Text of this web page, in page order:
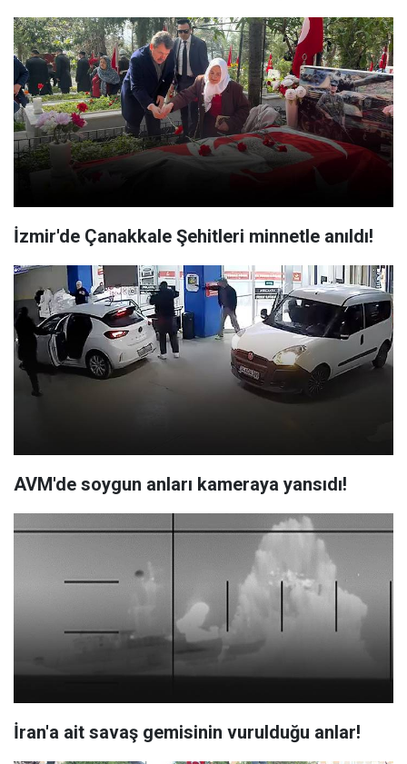
İzmir'de Çanakkale Şehitleri minnetle anıldı!
AVM'de soygun anları kameraya yansıdı!
İran'a ait savaş gemisinin vurulduğu anlar!